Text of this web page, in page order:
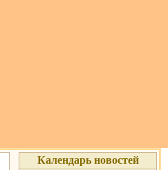
Календарь новостей